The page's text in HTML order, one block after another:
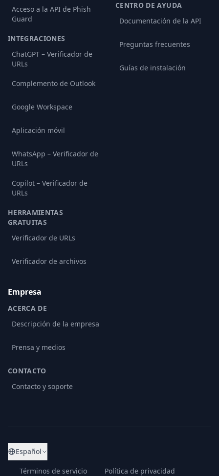
Acceso a la API de Phish
Guard
INTEGRACIONES
ChatGPT – Verificador de
URLs
Complemento de Outlook
Google Workspace
Aplicación móvil
WhatsApp – Verificador de
URLs
Copilot – Verificador de
URLs
HERRAMIENTAS
GRATUITAS
Verificador de URLs
Verificador de archivos
CENTRO DE AYUDA
Documentación de la API
Preguntas frecuentes
Guías de instalación
Empresa
ACERCA DE
Descripción de la empresa
Prensa y medios
CONTACTO
Contacto y soporte
Español
Términos de servicio Política de privacidad